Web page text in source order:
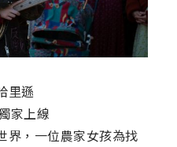
里遜
家上線
界，一位農家女孩為找